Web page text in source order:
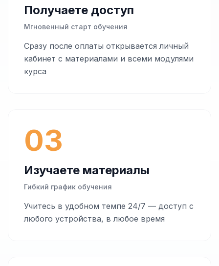
Получаете доступ
Мгновенный старт обучения
Сразу после оплаты открывается личный
кабинет с материалами и всеми модулями
курса
03
Изучаете материалы
Гибкий график обучения
Учитесь в удобном темпе 24/7 — доступ с
любого устройства, в любое время